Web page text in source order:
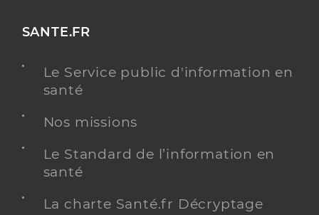
SANTE.FR
Le Service public d'information en
santé
Nos missions
Le Standard de l’information en
santé
La charte Santé.fr Décryptage